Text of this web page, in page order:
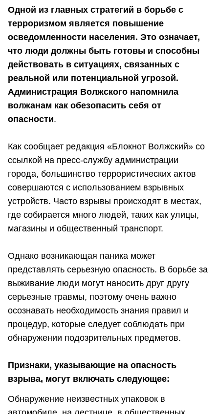
Одной из главных стратегий в борьбе с
терроризмом является повышение
осведомленности населения. Это означает,
что люди должны быть готовы и способны
действовать в ситуациях, связанных с
реальной или потенциальной угрозой.
Администрация Волжского напомнила
волжанам как обезопасить себя от
опасности.
Как сообщает редакция «Блокнот Волжский» со
ссылкой на пресс-службу администрации
города, большинство террористических актов
совершаются с использованием взрывных
устройств. Часто взрывы происходят в местах,
где собирается много людей, таких как улицы,
магазины и общественный транспорт.
Однако возникающая паника может
представлять серьезную опасность. В борьбе за
выживание люди могут наносить друг другу
серьезные травмы, поэтому очень важно
осознавать необходимость знания правил и
процедур, которые следует соблюдать при
обнаружении подозрительных предметов.
Признаки, указывающие на опасность
взрыва, могут включать следующее:
Обнаружение неизвестных упаковок в